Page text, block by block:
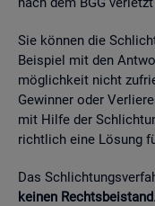
Sie kön­nen die
Bei­spiel mit den
mög­lich­keit nicht
Ge­win­ner oder
mit Hilfe der
richt­lich eine Lö­sung
Das
kei­nen Rechts­bei­stand.